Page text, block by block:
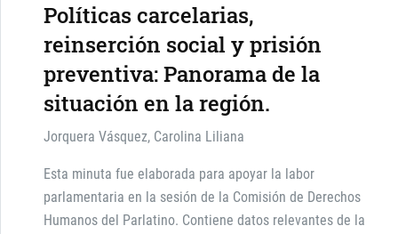
Políticas carcelarias,
reinserción social y prisión
preventiva: Panorama de la
situación en la región.
Jorquera Vásquez, Carolina Liliana
Esta minuta fue elaborada para apoyar la labor
parlamentaria en la sesión de la Comisión de Derechos
Humanos del Parlatino. Contiene datos relevantes de la